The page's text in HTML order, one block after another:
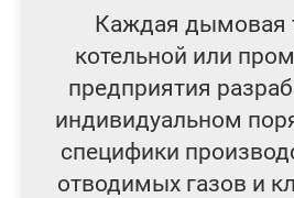
Каждая дымовая
котельной или
предприятия
индивидуальном
специфики
отводимых газов и